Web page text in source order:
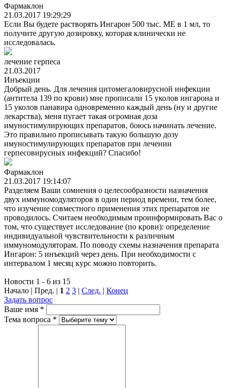
Фармаклон
21.03.2017 19:29:29
Если Вы будете растворять Ингарон 500 тыс. МЕ в 1 мл, то
получите другую дозировку, которая клинически не
исследовалась.
лечение герпеса
21.03.2017
Инъекции
Добрый день. Для лечения цитомегаловирусной инфекции
(антитела 139 по крови) мне прописали 15 уколов ингарона и
15 уколов панавира одновременно каждый день (ну и другие
лекарства), меня пугает такая огромная доза
имуностимулирующих препаратов, боюсь начинать лечение.
Это правильно прописывать такую большую дозу
имуностимулирующих препаратов при лечении
герпесовирусных инфекций? Спасибо!
Фармаклон
21.03.2017 19:14:07
Разделяем Ваши сомнения о целесообразности назначения
двух иммуномодуляторов в один период времени, тем более,
что изучение совместного применения этих препаратов не
проводилось. Считаем необходимым проинформировать Вас о
том, что существует исследование (по крови): определение
индивидуальной чувствительности к различным
иммуномодуляторам. По поводу схемы назначения препарата
Ингарон: 5 инъекций через день. При необходимости с
интервалом 1 месяц курс можно повторить.
Новости 1 - 6 из 15
Начало | Пред. | 1 2 3 | След. | Конец
Задать вопрос
Ваше имя *
Тема вопроса *